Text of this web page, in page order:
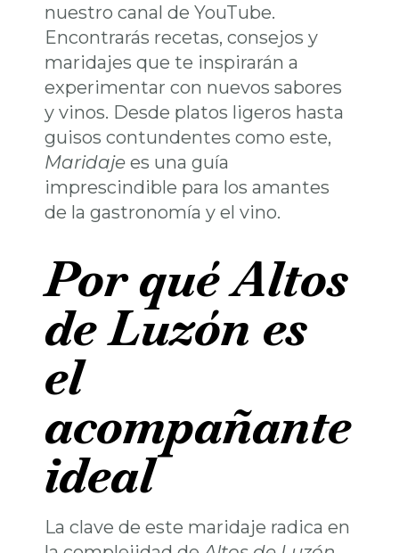
nuestro canal de YouTube.
Encontrarás recetas, consejos y
maridajes que te inspirarán a
experimentar con nuevos sabores
y vinos. Desde platos ligeros hasta
guisos contundentes como este,
Maridaje es una guía
imprescindible para los amantes
de la gastronomía y el vino.
Por qué Altos
de Luzón es
el
acompañante
ideal
La clave de este maridaje radica en